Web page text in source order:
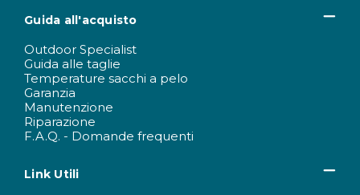
Guida all'acquisto
Outdoor Specialist
Guida alle taglie
Temperature sacchi a pelo
Garanzia
Manutenzione
Riparazione
F.A.Q. - Domande frequenti
Link Utili